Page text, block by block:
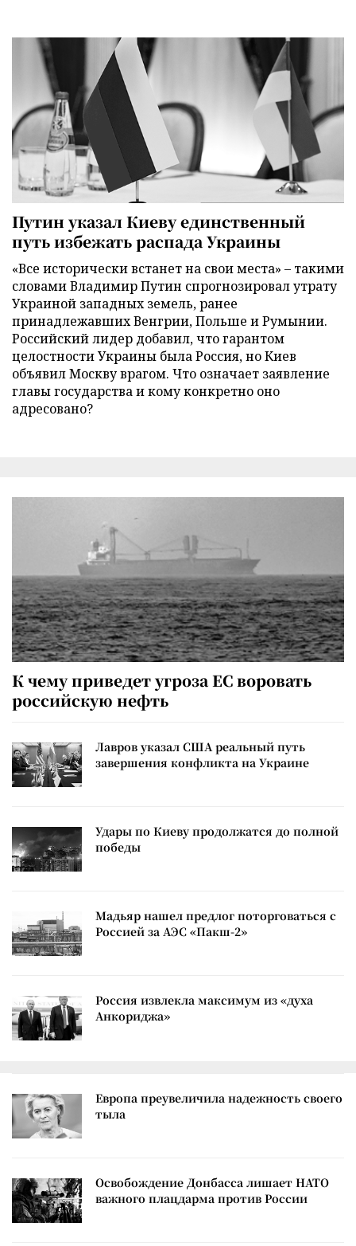
Путин указал Киеву единственный
путь избежать распада Украины
«Все исторически встанет на свои места» – такими
словами Владимир Путин спрогнозировал утрату
Украиной западных земель, ранее
принадлежавших Венгрии, Польше и Румынии.
Российский лидер добавил, что гарантом
целостности Украины была Россия, но Киев
объявил Москву врагом. Что означает заявление
главы государства и кому конкретно оно
адресовано?
К чему приведет угроза ЕС воровать
российскую нефть
Лавров указал США реальный путь
завершения конфликта на Украине
Удары по Киеву продолжатся до полной
победы
Мадьяр нашел предлог поторговаться с
Россией за АЭС «Пакш-2»
Россия извлекла максимум из «духа
Анкориджа»
Европа преувеличила надежность своего
тыла
Освобождение Донбасса лишает НАТО
важного плацдарма против России